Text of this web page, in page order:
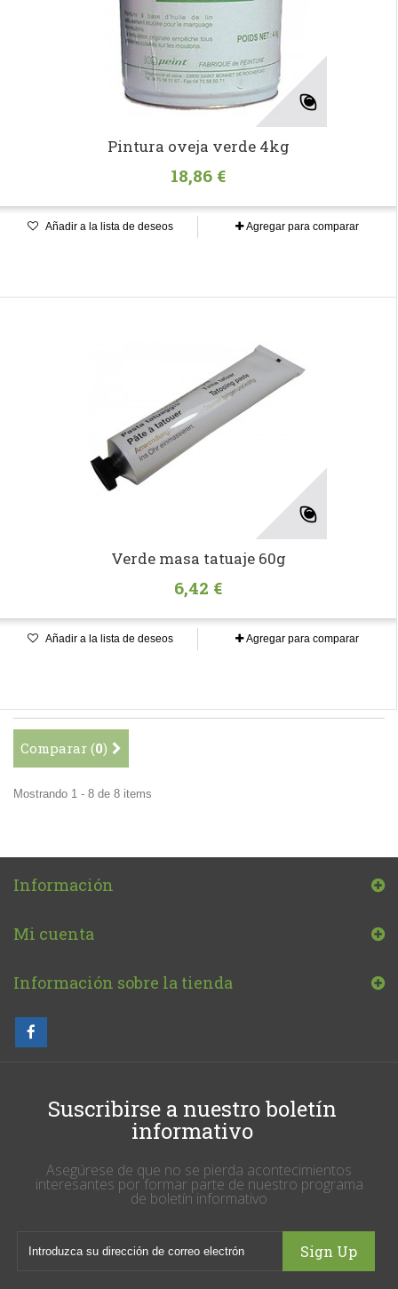
Pintura oveja verde 4kg
18,86 €
Añadir a la lista de deseos Agregar para comparar
Verde masa tatuaje 60g
6,42 €
Añadir a la lista de deseos Agregar para comparar
Comparar (0)
Mostrando 1 - 8 de 8 items
Información
Mi cuenta
Información sobre la tienda
Suscribirse a nuestro boletín
informativo
Asegúrese de que no se pierda acontecimientos
interesantes por formar parte de nuestro programa
de boletín informativo